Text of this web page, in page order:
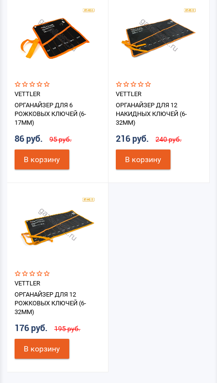
VETTLER
ОРГАНАЙЗЕР ДЛЯ 6
РОЖКОВЫХ КЛЮЧЕЙ (6-
17ММ)
86 руб. 95 руб.
В корзину
VETTLER
ОРГАНАЙЗЕР ДЛЯ 12
НАКИДНЫХ КЛЮЧЕЙ (6-
32ММ)
216 руб. 240 руб.
В корзину
VETTLER
ОРГАНАЙЗЕР ДЛЯ 12
РОЖКОВЫХ КЛЮЧЕЙ (6-
32ММ)
176 руб. 195 руб.
В корзину